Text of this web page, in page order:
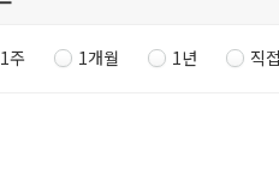
1주 1개월 1년 직